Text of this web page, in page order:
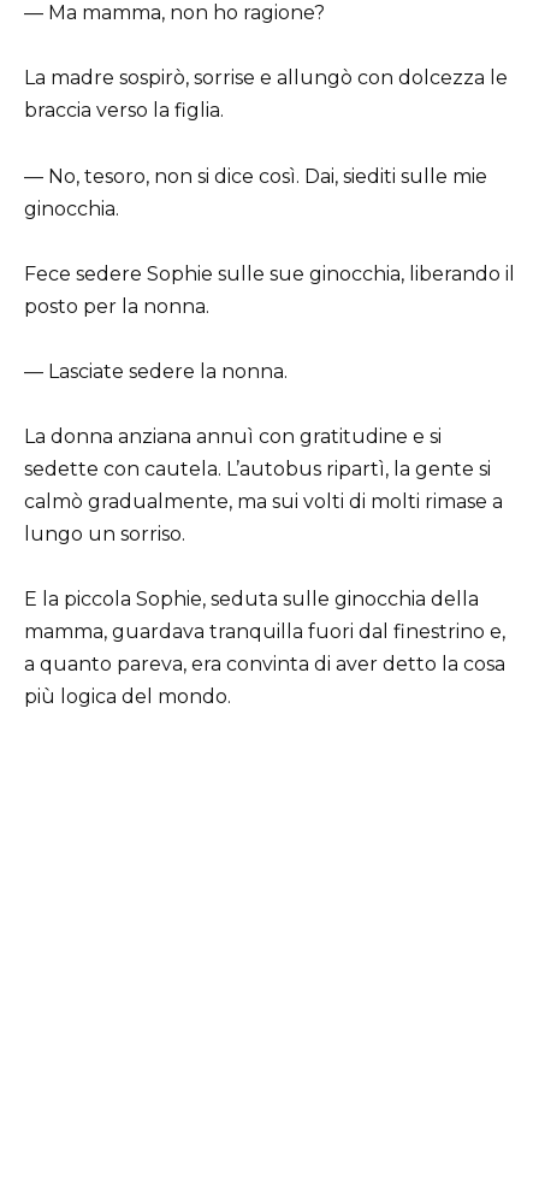
— Ma mamma, non ho ragione?
La madre sospirò, sorrise e allungò con dolcezza le
braccia verso la figlia.
— No, tesoro, non si dice così. Dai, siediti sulle mie
ginocchia.
Fece sedere Sophie sulle sue ginocchia, liberando il
posto per la nonna.
— Lasciate sedere la nonna.
La donna anziana annuì con gratitudine e si
sedette con cautela. L’autobus ripartì, la gente si
calmò gradualmente, ma sui volti di molti rimase a
lungo un sorriso.
E la piccola Sophie, seduta sulle ginocchia della
mamma, guardava tranquilla fuori dal finestrino e,
a quanto pareva, era convinta di aver detto la cosa
più logica del mondo.